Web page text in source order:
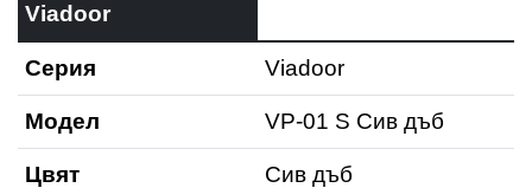
Viadoor
Серия Viadoor
Модел VP-01 S Сив дъб
Цвят Сив дъб